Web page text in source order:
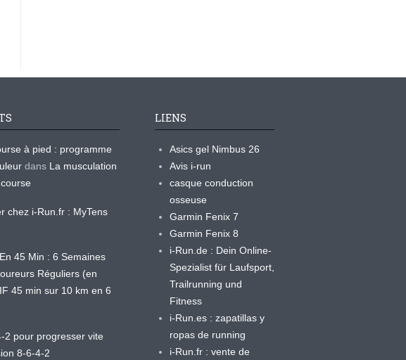
à pied : programme
dans La musculation
chez i-Run.fr : MyTens
45 Min : 6 Semaines
Réguliers (en
45 min sur 10 km en 6
2 pour progresser vite
8-6-4-2
LIENS
Asics gel Nimbus 26
Avis i-run
casque conduction
osseuse
Garmin Fenix 7
Garmin Fenix 8
i-Run.de : Dein Online-
Spezialist für Laufsport,
Trailrunning und
Fitness
i-Run.es : zapatillas y
ropas de running
i-Run.fr : vente de